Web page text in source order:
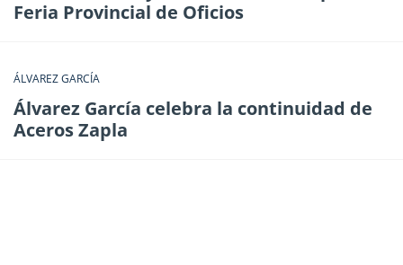
Feria Provincial de Oficios
ÁLVAREZ GARCÍA
Álvarez García celebra la continuidad de
Aceros Zapla